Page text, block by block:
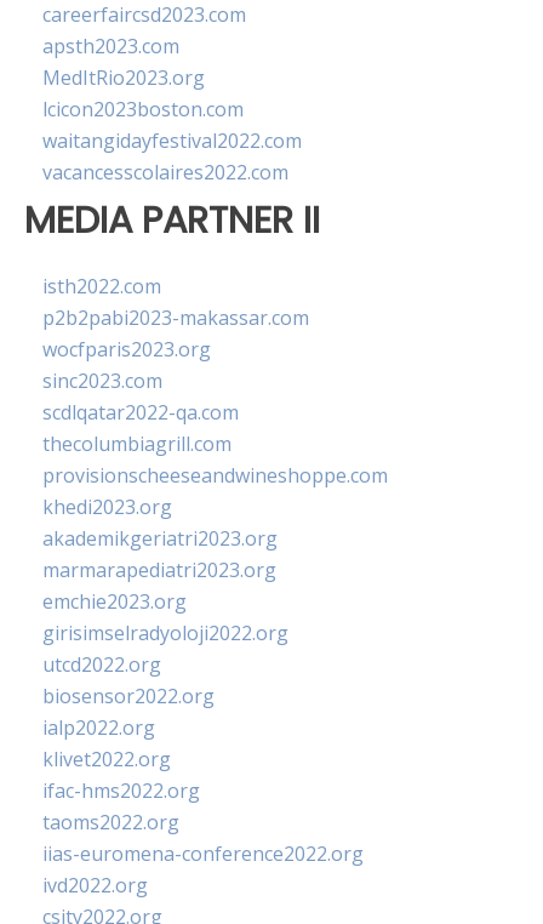
careerfaircsd2023.com
apsth2023.com
MedItRio2023.org
lcicon2023boston.com
waitangidayfestival2022.com
vacancesscolaires2022.com
MEDIA PARTNER II
isth2022.com
p2b2pabi2023-makassar.com
wocfparis2023.org
sinc2023.com
scdlqatar2022-qa.com
thecolumbiagrill.com
provisionscheeseandwineshoppe.com
khedi2023.org
akademikgeriatri2023.org
marmarapediatri2023.org
emchie2023.org
girisimselradyoloji2022.org
utcd2022.org
biosensor2022.org
ialp2022.org
klivet2022.org
ifac-hms2022.org
taoms2022.org
iias-euromena-conference2022.org
ivd2022.org
csity2022.org